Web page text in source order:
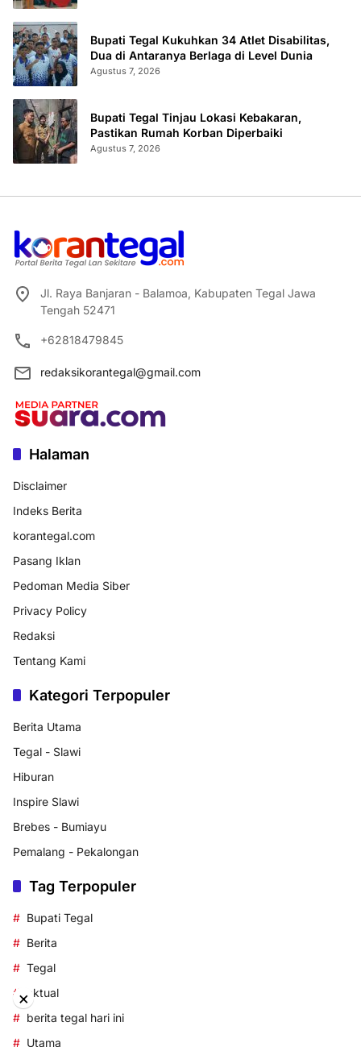
Bupati Tegal Kukuhkan 34 Atlet Disabilitas,
Dua di Antaranya Berlaga di Level Dunia
Agustus 7, 2026
Bupati Tegal Tinjau Lokasi Kebakaran,
Pastikan Rumah Korban Diperbaiki
Agustus 7, 2026
Jl. Raya Banjaran - Balamoa, Kabupaten Tegal Jawa
Tengah 52471
+62818479845
redaksikorantegal@gmail.com
Halaman
Disclaimer
Indeks Berita
korantegal.com
Pasang Iklan
Pedoman Media Siber
Privacy Policy
Redaksi
Tentang Kami
Kategori Terpopuler
Berita Utama
Tegal - Slawi
Hiburan
Inspire Slawi
Brebes - Bumiayu
Pemalang - Pekalongan
Tag Terpopuler
Bupati Tegal
Berita
Tegal
aktual
berita tegal hari ini
Utama
×